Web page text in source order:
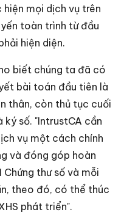
mọi dịch vụ trên
toàn trình từ đầu
hiện diện.
biết chúng ta đã có
bài toán đầu tiên là
thân, còn thủ tục cuối
ký số. "IntrustCA cần
vụ một cách chính
và đóng góp hoàn
Chứng thư số và mỗi
theo đó, có thể thúc
phát triển".